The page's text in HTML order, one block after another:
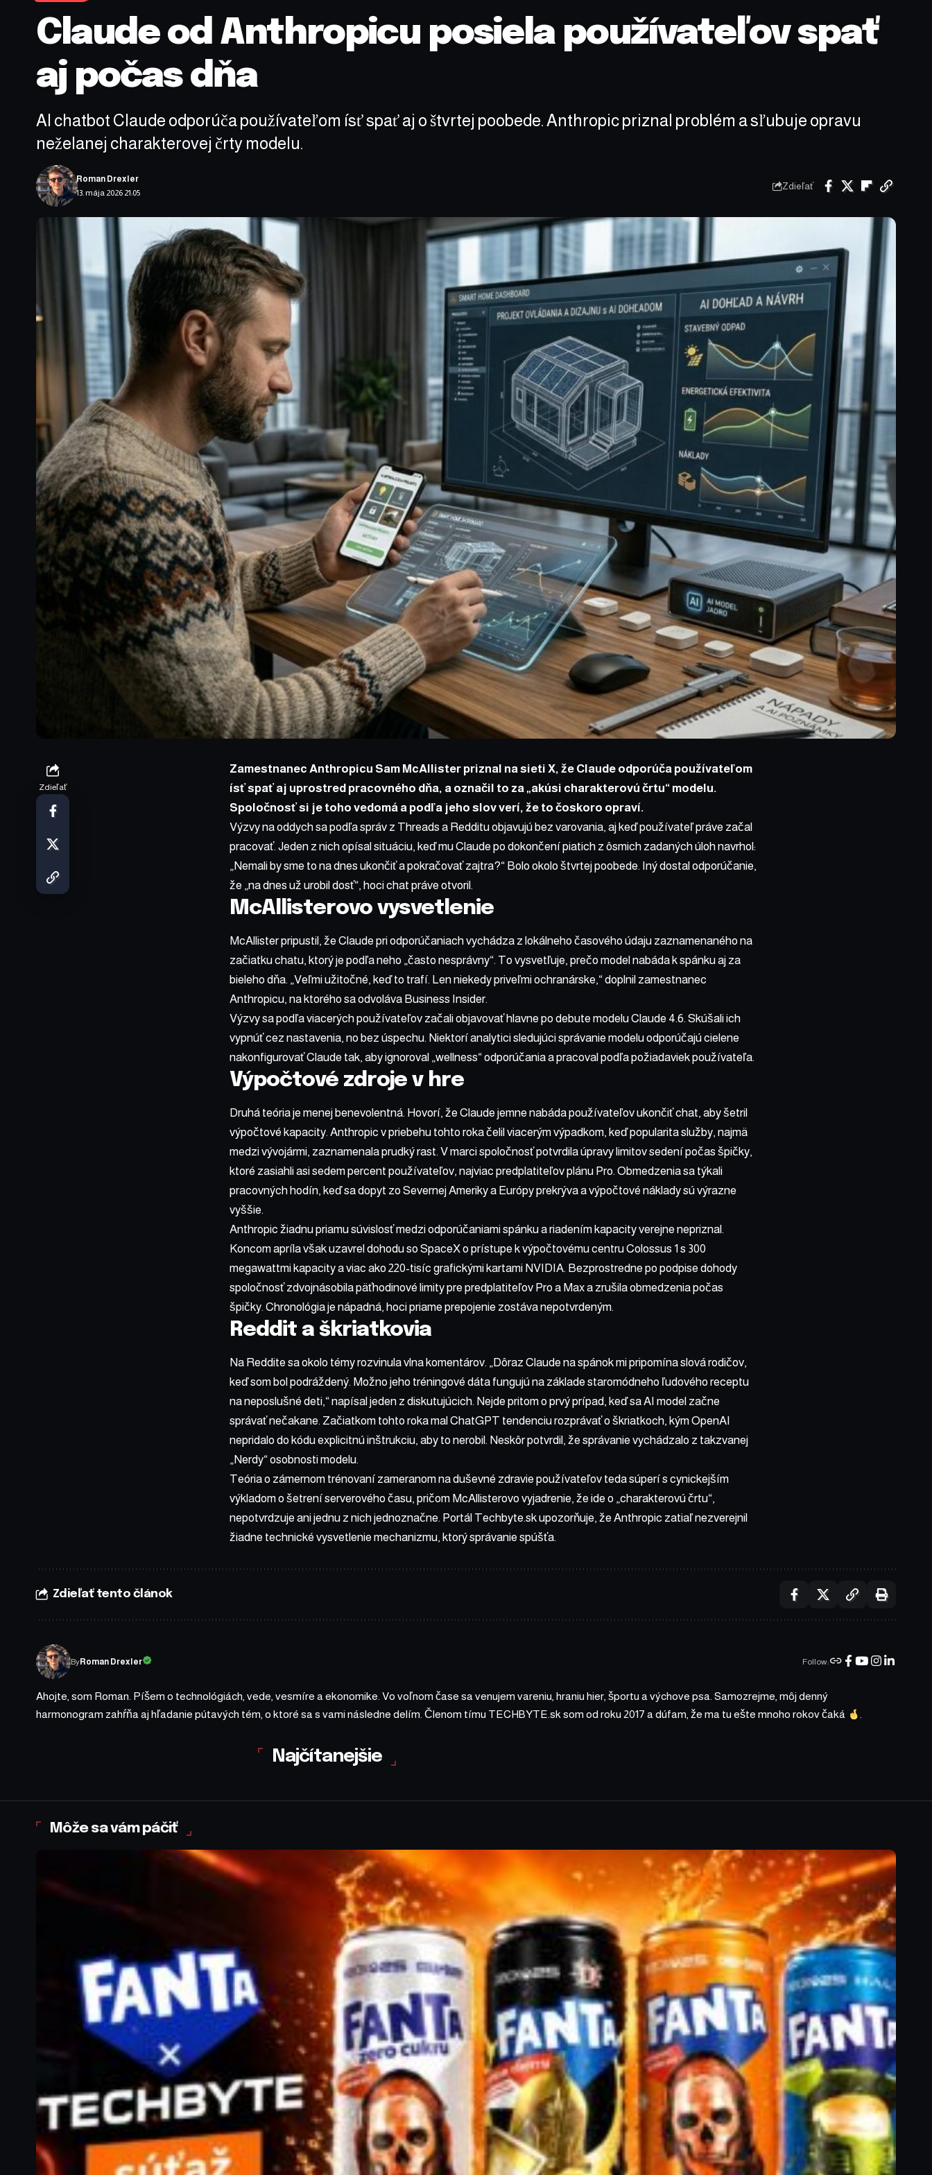
Claude od Anthropicu posiela používateľov spať
aj počas dňa
AI chatbot Claude odporúča používateľom ísť spať aj o štvrtej poobede. Anthropic priznal problém a sľubuje opravu
neželanej charakterovej črty modelu.
13. mája 2026 21:05
Roman Drexler
Zdieľať
Zdieľať
Zamestnanec Anthropicu Sam McAllister priznal na sieti X, že Claude odporúča používateľom
ísť spať aj uprostred pracovného dňa, a označil to za „akúsi charakterovú črtu“ modelu.
Spoločnosť si je toho vedomá a podľa jeho slov verí, že to čoskoro opraví.
Výzvy na oddych sa podľa správ z Threads a Redditu objavujú bez varovania, aj keď používateľ práve začal
pracovať. Jeden z nich opísal situáciu, keď mu Claude po dokončení piatich z ôsmich zadaných úloh navrhol:
„Nemali by sme to na dnes ukončiť a pokračovať zajtra?“ Bolo okolo štvrtej poobede. Iný dostal odporúčanie,
že „na dnes už urobil dosť“, hoci chat práve otvoril.
McAllisterovo vysvetlenie
McAllister pripustil, že Claude pri odporúčaniach vychádza z lokálneho časového údaju zaznamenaného na
začiatku chatu, ktorý je podľa neho „často nesprávny“. To vysvetľuje, prečo model nabáda k spánku aj za
bieleho dňa. „Veľmi užitočné, keď to trafí. Len niekedy priveľmi ochranárske,“ doplnil zamestnanec
Anthropicu, na ktorého sa odvoláva Business Insider.
Výzvy sa podľa viacerých používateľov začali objavovať hlavne po debute modelu Claude 4.6. Skúšali ich
vypnúť cez nastavenia, no bez úspechu. Niektorí analytici sledujúci správanie modelu odporúčajú cielene
nakonfigurovať Claude tak, aby ignoroval „wellness“ odporúčania a pracoval podľa požiadaviek používateľa.
Výpočtové zdroje v hre
Druhá teória je menej benevolentná. Hovorí, že Claude jemne nabáda používateľov ukončiť chat, aby šetril
výpočtové kapacity. Anthropic v priebehu tohto roka čelil viacerým výpadkom, keď popularita služby, najmä
medzi vývojármi, zaznamenala prudký rast. V marci spoločnosť potvrdila úpravy limitov sedení počas špičky,
ktoré zasiahli asi sedem percent používateľov, najviac predplatiteľov plánu Pro. Obmedzenia sa týkali
pracovných hodín, keď sa dopyt zo Severnej Ameriky a Európy prekrýva a výpočtové náklady sú výrazne
vyššie.
Anthropic žiadnu priamu súvislosť medzi odporúčaniami spánku a riadením kapacity verejne nepriznal.
Koncom apríla však uzavrel dohodu so SpaceX o prístupe k výpočtovému centru Colossus 1 s 300
megawattmi kapacity a viac ako 220-tisíc grafickými kartami NVIDIA. Bezprostredne po podpise dohody
spoločnosť zdvojnásobila päťhodinové limity pre predplatiteľov Pro a Max a zrušila obmedzenia počas
špičky. Chronológia je nápadná, hoci priame prepojenie zostáva nepotvrdeným.
Reddit a škriatkovia
Na Reddite sa okolo témy rozvinula vlna komentárov. „Dôraz Claude na spánok mi pripomína slová rodičov,
keď som bol podráždený. Možno jeho tréningové dáta fungujú na základe staromódneho ľudového receptu
na neposlušné deti,“ napísal jeden z diskutujúcich. Nejde pritom o prvý prípad, keď sa AI model začne
správať nečakane. Začiatkom tohto roka mal ChatGPT tendenciu rozprávať o škriatkoch, kým OpenAI
nepridalo do kódu explicitnú inštrukciu, aby to nerobil. Neskôr potvrdil, že správanie vychádzalo z takzvanej
„Nerdy“ osobnosti modelu.
Teória o zámernom trénovaní zameranom na duševné zdravie používateľov teda súperí s cynickejším
výkladom o šetrení serverového času, pričom McAllisterovo vyjadrenie, že ide o „charakterovú črtu“,
nepotvrdzuje ani jednu z nich jednoznačne. Portál Techbyte.sk upozorňuje, že Anthropic zatiaľ nezverejnil
žiadne technické vysvetlenie mechanizmu, ktorý správanie spúšťa.
Zdieľať tento článok
ByRoman Drexler Follow:
Ahojte, som Roman. Píšem o technológiách, vede, vesmíre a ekonomike. Vo voľnom čase sa venujem vareniu, hraniu hier, športu a výchove psa. Samozrejme, môj denný
harmonogram zahŕňa aj hľadanie pútavých tém, o ktoré sa s vami následne delím. Členom tímu TECHBYTE.sk som od roku 2017 a dúfam, že ma tu ešte mnoho rokov čaká
.
Najčítanejšie
Môže sa vám páčiť